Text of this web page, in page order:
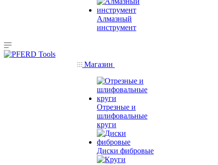
Алмазный
инструмент
Магазин
Отрезные и
шлифовальные
круги
Диски фибровые